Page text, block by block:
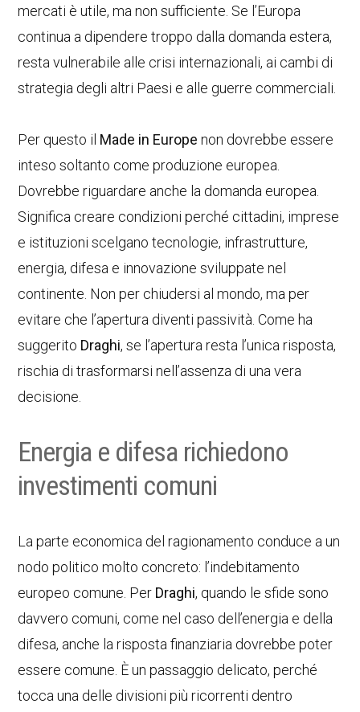
mercati è utile, ma non sufficiente. Se l’Europa
continua a dipendere troppo dalla domanda estera,
resta vulnerabile alle crisi internazionali, ai cambi di
strategia degli altri Paesi e alle guerre commerciali.
Per questo il Made in Europe non dovrebbe essere
inteso soltanto come produzione europea.
Dovrebbe riguardare anche la domanda europea.
Significa creare condizioni perché cittadini, imprese
e istituzioni scelgano tecnologie, infrastrutture,
energia, difesa e innovazione sviluppate nel
continente. Non per chiudersi al mondo, ma per
evitare che l’apertura diventi passività. Come ha
suggerito Draghi, se l’apertura resta l’unica risposta,
rischia di trasformarsi nell’assenza di una vera
decisione.
Energia e difesa richiedono
investimenti comuni
La parte economica del ragionamento conduce a un
nodo politico molto concreto: l’indebitamento
europeo comune. Per Draghi, quando le sfide sono
davvero comuni, come nel caso dell’energia e della
difesa, anche la risposta finanziaria dovrebbe poter
essere comune. È un passaggio delicato, perché
tocca una delle divisioni più ricorrenti dentro